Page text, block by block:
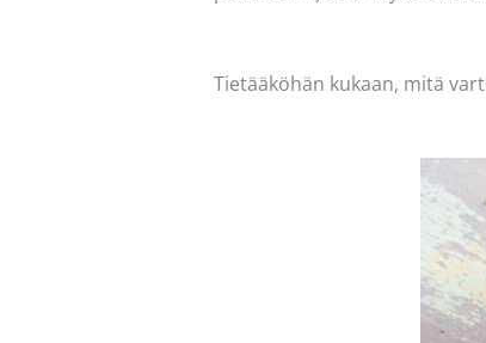
Tietääköhän kukaan, mitä